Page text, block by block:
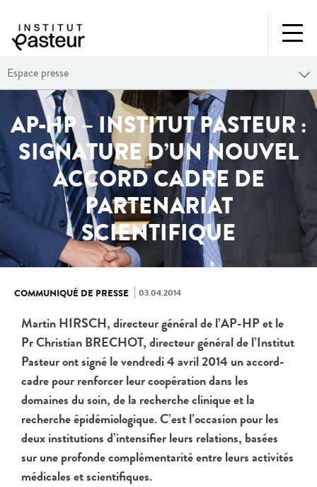
Espace presse
AP-HP – INSTITUT PASTEUR :
SIGNATURE D’UN NOUVEL
ACCORD CADRE DE
PARTENARIAT
SCIENTIFIQUE
COMMUNIQUÉ DE PRESSE 03.04.2014
Martin HIRSCH, directeur général de l’AP-HP et le
Pr Christian BRECHOT, directeur général de l’Institut
Pasteur ont signé le vendredi 4 avril 2014 un accord-
cadre pour renforcer leur coopération dans les
domaines du soin, de la recherche clinique et la
recherche épidémiologique. C’est l’occasion pour les
deux institutions d’intensifier leurs relations, basées
sur une profonde complémentarité entre leurs activités
médicales et scientifiques.